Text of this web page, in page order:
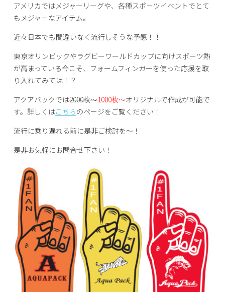
アメリカではメジャーリーグや、各種スポーツイベントでとて
もメジャーなアイテム。
近々日本でも間違いなく流行しそうな予感！！
東京オリンピックやラグビーワールドカップに向けスポーツ熱
が高まっている今こそ、フォームフィンガーを使った応援を取
り入れてみては！？
アクアパックでは2000枚～1000枚～オリジナルで作成が可能で
す。詳しくはこちらのページをご覧ください！
流行に乗り遅れる前に是非ご検討を～！
是非お気軽にお問合せ下さい！